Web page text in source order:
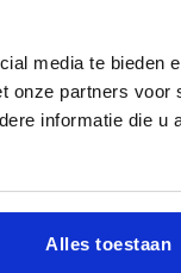
media te bieden
onze partners voor
informatie die u
Alles toestaan
H1